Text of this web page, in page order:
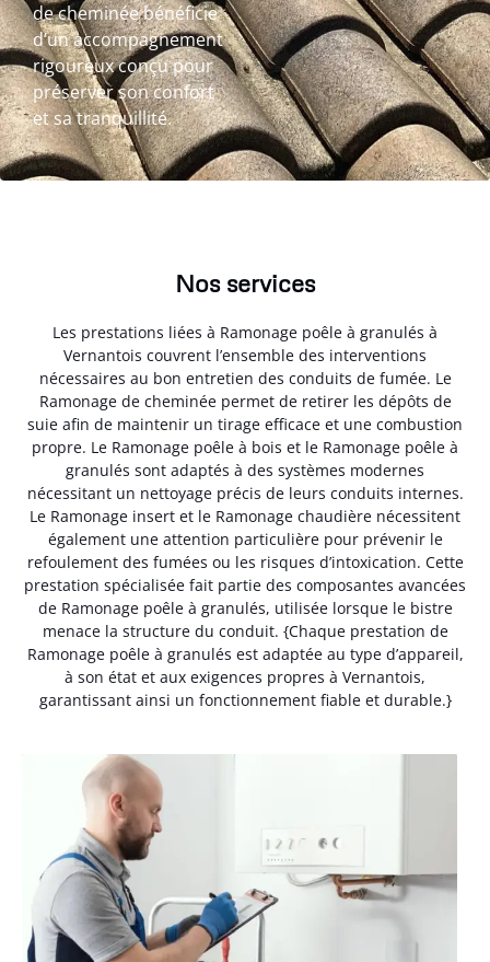
de cheminée bénéficie
d’un accompagnement
rigoureux conçu pour
préserver son confort
et sa tranquillité.
Nos services
Les prestations liées à Ramonage poêle à granulés à
Vernantois couvrent l’ensemble des interventions
nécessaires au bon entretien des conduits de fumée. Le
Ramonage de cheminée permet de retirer les dépôts de
suie afin de maintenir un tirage efficace et une combustion
propre. Le Ramonage poêle à bois et le Ramonage poêle à
granulés sont adaptés à des systèmes modernes
nécessitant un nettoyage précis de leurs conduits internes.
Le Ramonage insert et le Ramonage chaudière nécessitent
également une attention particulière pour prévenir le
refoulement des fumées ou les risques d’intoxication. Cette
prestation spécialisée fait partie des composantes avancées
de Ramonage poêle à granulés, utilisée lorsque le bistre
menace la structure du conduit. {Chaque prestation de
Ramonage poêle à granulés est adaptée au type d’appareil,
à son état et aux exigences propres à Vernantois,
garantissant ainsi un fonctionnement fiable et durable.}